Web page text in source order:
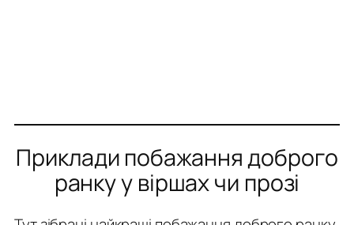
Приклади побажання доброго
ранку у віршах чи прозі